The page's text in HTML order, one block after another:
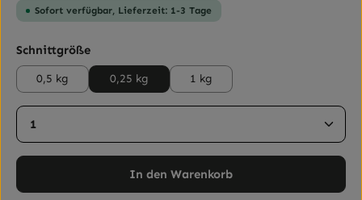
Sofort verfügbar, Lieferzeit: 1-3 Tage
Schnittgrößeauswählen
0,5 kg 0,25 kg 1 kg
Produkt Anzahl: Gib den gewünschten Wert ein
In den Warenkorb